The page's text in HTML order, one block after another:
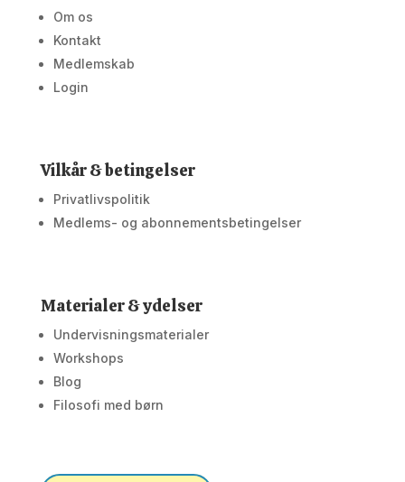
Om os
Kontakt
Medlemskab
Login
Vilkår & betingelser
Privatlivspolitik
Medlems- og abonnementsbetingelser
Materialer & ydelser
Undervisningsmaterialer
Workshops
Blog
Filosofi med børn